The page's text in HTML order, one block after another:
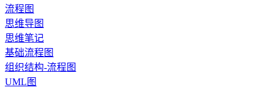
流程图
思维导图
思维笔记
基础流程图
组织结构-流程图
UML图